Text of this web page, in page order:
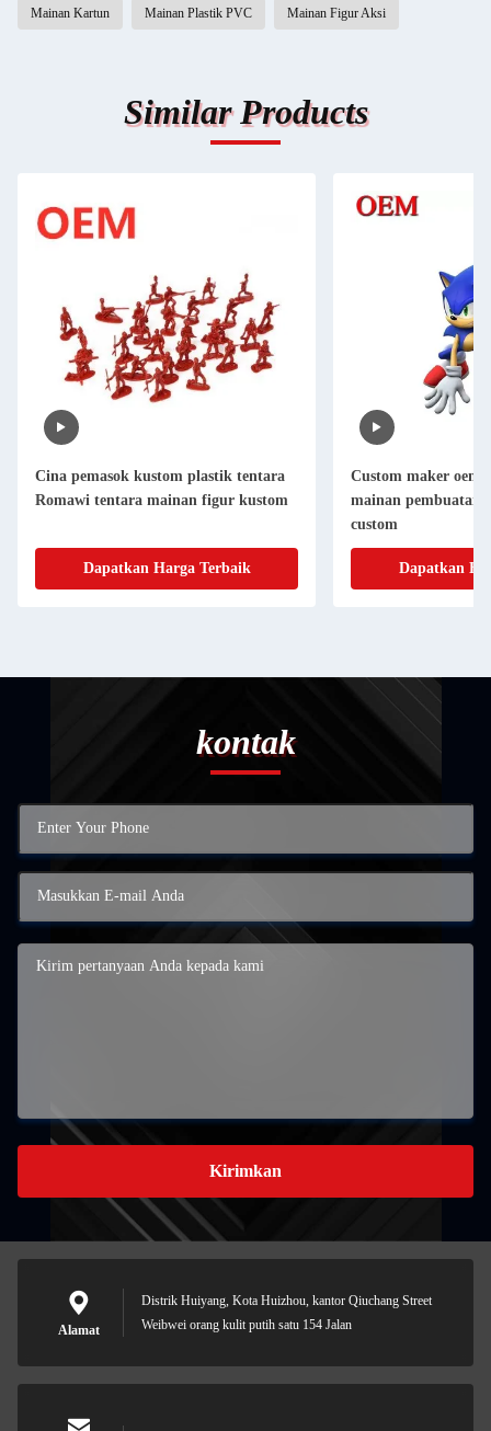
Mainan Kartun Mainan Plastik PVC Mainan Figur Aksi
Similar Products
Cina pemasok kustom plastik tentara
Romawi tentara mainan figur kustom
Dapatkan Harga Terbaik
Custom maker oem
mainan pembuatan
custom
Dapatkan
kontak
Kirimkan
Alamat
Distrik Huiyang, Kota Huizhou, kantor Qiuchang Street
Weibwei orang kulit putih satu 154 Jalan